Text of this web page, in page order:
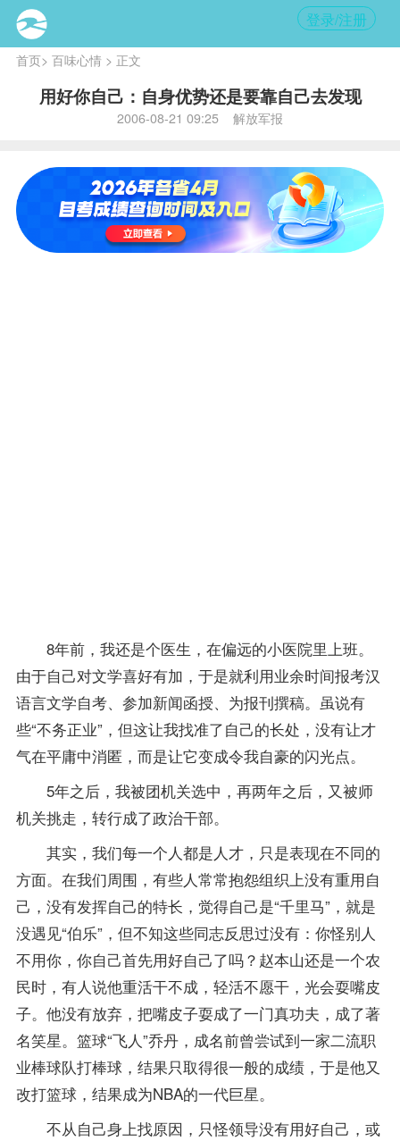
登录/注册
首页> 百味心情> 正文
用好你自己：自身优势还是要靠自己去发现
2006-08-21 09:25 解放军报
内
容提
要:
鞋子
8年前，我还是个医生，在偏远的小医院里上班。
由于自己对文学喜好有加，于是就利用业余时间报考汉
语言文学自考、参加新闻函授、为报刊撰稿。虽说有
些“不务正业”，但这让我找准了自己的长处，没有让才
气在平庸中消匿，而是让它变成令我自豪的闪光点。
5年之后，我被团机关选中，再两年之后，又被师
机关挑走，转行成了政治干部。
其实，我们每一个人都是人才，只是表现在不同的
方面。在我们周围，有些人常常抱怨组织上没有重用自
己，没有发挥自己的特长，觉得自己是“千里马”，就是
没遇见“伯乐”，但不知这些同志反思过没有：你怪别人
不用你，你自己首先用好自己了吗？赵本山还是一个农
民时，有人说他重活干不成，轻活不愿干，光会耍嘴皮
子。他没有放弃，把嘴皮子耍成了一门真功夫，成了著
名笑星。篮球“飞人”乔丹，成名前曾尝试到一家二流职
业棒球队打棒球，结果只取得很一般的成绩，于是他又
改打篮球，结果成为NBA的一代巨星。
不从自己身上找原因，只怪领导没有用好自己，或